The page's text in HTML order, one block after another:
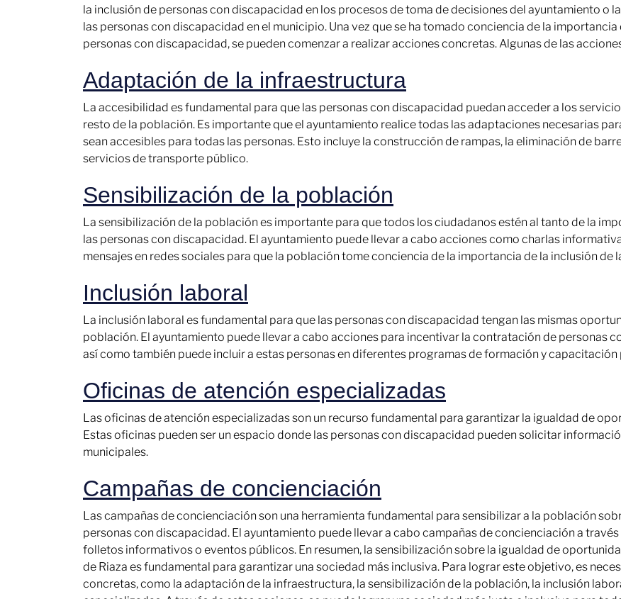
la inclusión de personas con discapacidad en los procesos de toma de decisiones del ayuntamiento o
las personas con discapacidad en el municipio. Una vez que se ha tomado conciencia de la
personas con discapacidad, se pueden comenzar a realizar acciones concretas. Algunas de las
Adaptación de la infraestructura
La accesibilidad es fundamental para que las personas con discapacidad puedan acceder a los
resto de la población. Es importante que el ayuntamiento realice todas las adaptaciones necesarias
sean accesibles para todas las personas. Esto incluye la construcción de rampas, la eliminación de
servicios de transporte público.
Sensibilización de la población
La sensibilización de la población es importante para que todos los ciudadanos estén al tanto de la
las personas con discapacidad. El ayuntamiento puede llevar a cabo acciones como charlas
mensajes en redes sociales para que la población tome conciencia de la importancia de la inclusión de
Inclusión laboral
La inclusión laboral es fundamental para que las personas con discapacidad tengan las mismas
población. El ayuntamiento puede llevar a cabo acciones para incentivar la contratación de personas
así como también puede incluir a estas personas en diferentes programas de formación y capacitación
Oficinas de atención especializadas
Las oficinas de atención especializadas son un recurso fundamental para garantizar la igualdad de
Estas oficinas pueden ser un espacio donde las personas con discapacidad pueden solicitar
municipales.
Campañas de concienciación
Las campañas de concienciación son una herramienta fundamental para sensibilizar a la población
personas con discapacidad. El ayuntamiento puede llevar a cabo campañas de concienciación a
folletos informativos o eventos públicos. En resumen, la sensibilización sobre la igualdad de
de Riaza es fundamental para garantizar una sociedad más inclusiva. Para lograr este objetivo, es
concretas, como la adaptación de la infraestructura, la sensibilización de la población, la inclusión